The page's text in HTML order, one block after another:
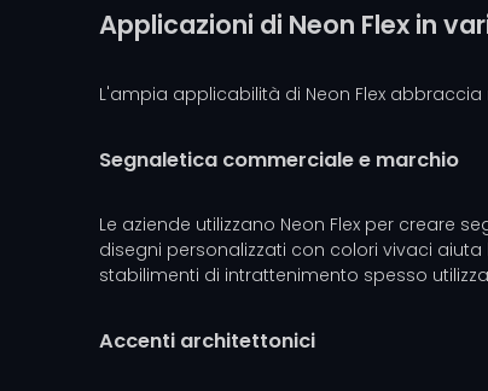
Applicazioni di Neon Flex in
L'ampia applicabilità di Neon Flex
Segnaletica commerciale e marchio
Le aziende utilizzano Neon Flex per creare
disegni personalizzati con colori vivaci
stabilimenti di intrattenimento spesso
Accenti architettonici